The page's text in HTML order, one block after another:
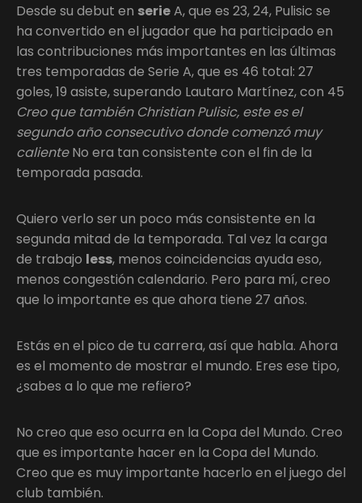
Desde su debut en serieA, que es 23, 24, Pulisic se
ha convertido en el jugador que ha participado en
las contribuciones más importantes en las últimas
tres temporadas de Serie A, que es 46 total: 27
goles, 19 asiste, superando Lautaro Martínez, con 45
Creo que también Christian Pulisic, este es el
segundo año consecutivo donde comenzó muy
calienteNo era tan consistente con el fin de la
temporada pasada.
Quiero verlo ser un poco más consistente en la
segunda mitad de la temporada. Tal vez la carga
de trabajo less, menos coincidencias ayuda eso,
menos congestión calendario. Pero para mí, creo
que lo importante es que ahora tiene 27 años.
Estás en el pico de tu carrera, así que habla. Ahora
es el momento de mostrar el mundo. Eres ese tipo,
¿sabes a lo que me refiero?
No creo que eso ocurra en la Copa del Mundo. Creo
que es importante hacer en la Copa del Mundo.
Creo que es muy importante hacerlo en el juego del
club también.